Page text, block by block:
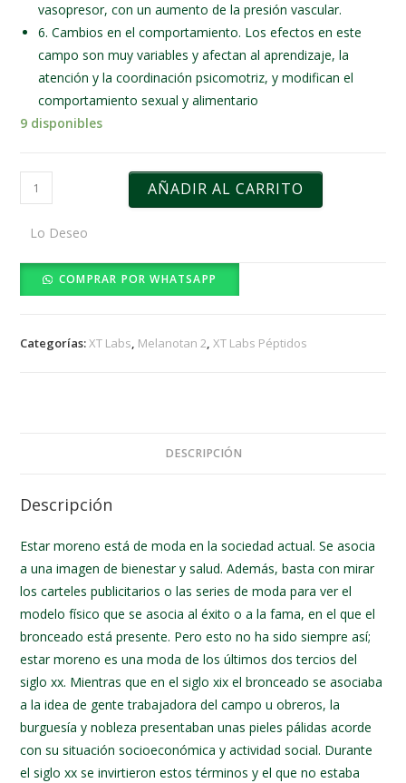
vasopresor, con un aumento de la presión vascular.
6. Cambios en el comportamiento. Los efectos en este
campo son muy variables y afectan al aprendizaje, la
atención y la coordinación psicomotriz, y modifican el
comportamiento sexual y alimentario
9 disponibles
MELANOTAN
2
LABS
cantidad
AÑADIR AL CARRITO
Lo Deseo
COMPRAR POR WHATSAPP
Categorías:XT Labs, Melanotan 2,XT Labs Péptidos
DESCRIPCIÓN
Descripción
Estar moreno está de moda en la sociedad actual. Se asocia
a una imagen de bienestar y salud. Además, basta con mirar
los carteles publicitarios o las series de moda para ver el
modelo físico que se asocia al éxito o a la fama, en el que el
bronceado está presente. Pero esto no ha sido siempre así;
estar moreno es una moda de los últimos dos tercios del
siglo xx. Mientras que en el siglo xix el bronceado se asociaba
a la idea de gente trabajadora del campo u obreros, la
burguesía y nobleza presentaban unas pieles pálidas acorde
con su situación socioeconómica y actividad social. Durante
el siglo xx se invirtieron estos términos y el que no estaba